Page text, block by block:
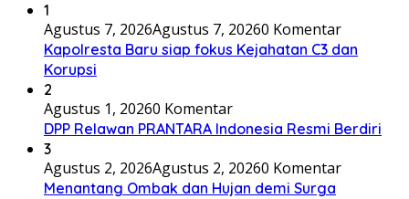
1
Agustus 7, 2026Agustus 7, 20260 Komentar
Kapolresta Baru siap fokus Kejahatan C3 dan
Korupsi
2
Agustus 1, 20260 Komentar
DPP Relawan PRANTARA Indonesia Resmi Berdiri
3
Agustus 2, 2026Agustus 2, 20260 Komentar
Menantang Ombak dan Hujan demi Surga